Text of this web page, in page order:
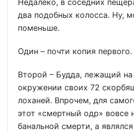
Недалеко, в соседних
два подобных колосса. Ну,
поменьше.
Один – почти копия первого.
Второй – Будда, лежащий
окружении своих 72
лоханей. Впрочем, для
этот «смертный одр» вовсе
банальной смерти, а